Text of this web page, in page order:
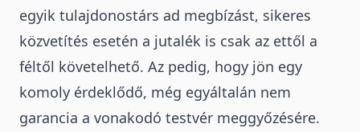
egyik tulajdonostárs ad megbízást, sikeres
közvetítés esetén a jutalék is csak az ettől a
féltől követelhető. Az pedig, hogy jön egy
komoly érdeklődő, még egyáltalán nem
garancia a vonakodó testvér meggyőzésére.